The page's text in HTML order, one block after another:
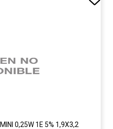
0,25W 1E 5% 1,9X3,2